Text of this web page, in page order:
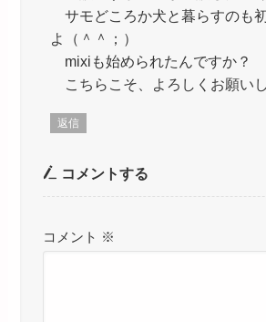
サモどころか犬と暮らすのも
よ（＾＾；）
mixiも始められたんですか？
こちらこそ、よろしくお願い
返信
コメントする
コメント ※